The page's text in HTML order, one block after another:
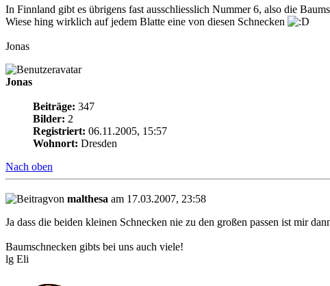
In Finnland gibt es übrigens fast ausschliesslich Nummer 6, also die
Wiese hing wirklich auf jedem Blatte eine von diesen Schnecken
Jonas
Jonas
Beiträge: 347
Bilder: 2
Registriert: 06.11.2005, 15:57
Wohnort: Dresden
Nach oben
von malthesa am 17.03.2007, 23:58
Ja dass die beiden kleinen Schnecken nie zu den großen passen ist mir
Baumschnecken gibts bei uns auch viele!
lg Eli